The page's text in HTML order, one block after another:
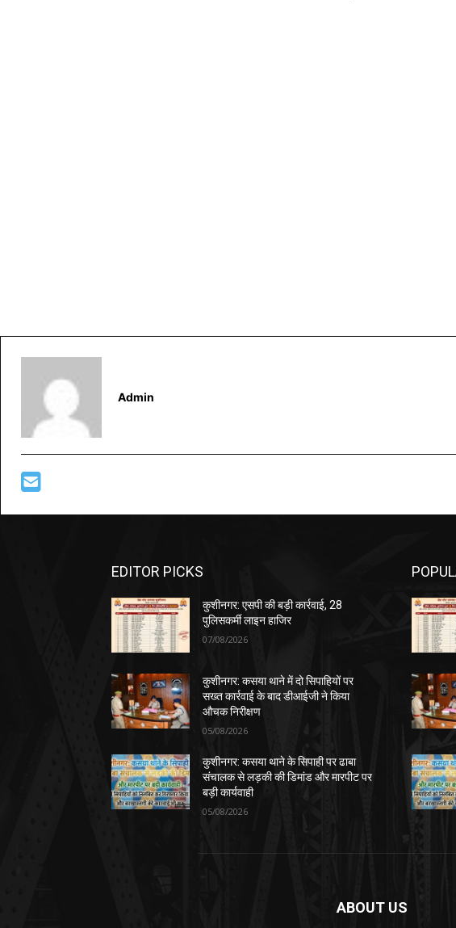
Admin
EDITOR PICKS
कुशीनगर: एसपी की बड़ी कार्रवाई, 28
पुलिसकर्मी लाइन हाजिर
07/08/2026
कुशीनगर: कसया थाने में दो सिपाहियों पर
सख्त कार्रवाई के बाद डीआईजी ने किया
औचक निरीक्षण
05/08/2026
कुशीनगर: कसया थाने के सिपाही पर ढाबा
संचालक से लड़की की डिमांड और मारपीट पर
बड़ी कार्यवाही
05/08/2026
ABOUT US